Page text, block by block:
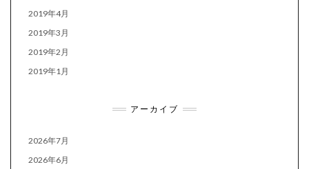
2019年4月
2019年3月
2019年2月
2019年1月
アーカイブ
2026年7月
2026年6月